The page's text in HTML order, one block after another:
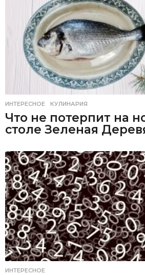
ИНТЕРЕСНОЕ ,КУЛИНАРИЯ
Что не потерпит на
столе Зеленая
ИНТЕРЕСНОЕ